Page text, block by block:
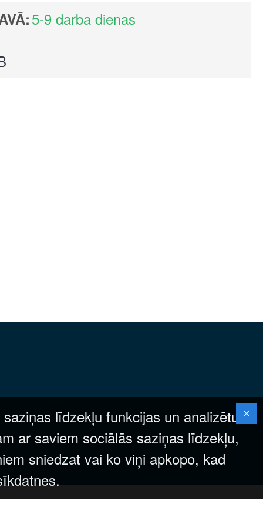
5-9 darba dienas
līdzekļu funkcijas un analizētu
ar saviem sociālās saziņas līdzekļu,
sniedzat vai ko viņi apkopo, kad